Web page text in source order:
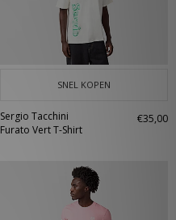
SNEL KOPEN
Sergio Tacchini
Furato Vert T-Shirt
€35,00